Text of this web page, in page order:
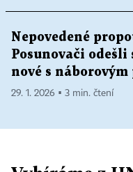
Nepovedené
Posunovači
nové s
29. 1. 2026 ▪ 3 min. čtení